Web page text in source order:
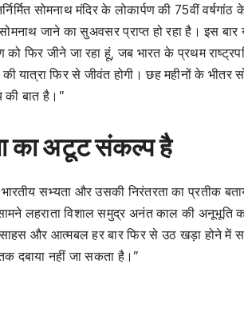
सोमनाथ मंदिर के लोकार्पण की 75वीं
जाने का सुअवसर प्राप्त हो रहा है। इस बार
को फिर जीने जा रहा हूं, जब भारत के प्रथम
यात्रा फिर से जीवंत होगी। छह महीनों के भीतर
की बात है।”
का अटूट संकल्प है
सभ्यता और उसकी निरंतरता का प्रतीक
लहराता विशाल समुद्र अनंत काल की अनूभूति
और आत्मबल हर बार फिर से उठ खड़ा होने में
दबाया नहीं जा सकता है।”